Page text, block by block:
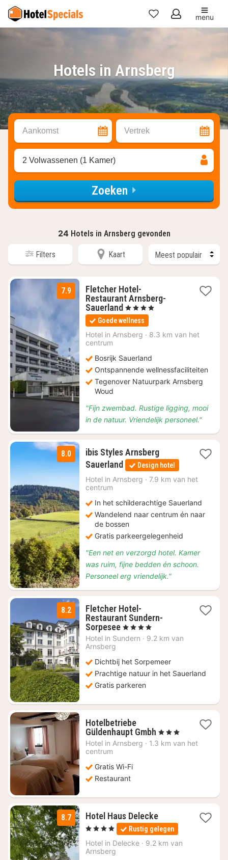
Mijn
menu
Hotels in Arnsberg
Aankomst Vertrek
2 Volwassenen (1 Kamer)
Zoeken
24 Hotels in Arnsberg gevonden
Filters Kaart
7.9
Fletcher Hotel-
Restaurant Arnsberg-
Sauerland 1
nacht
vanaf
€
, 4 Sterren
Goede wellness
Hotel in Arnsberg · 8.3 km van het
centrum
Bosrijk Sauerland
Ontspannende wellnessfaciliteiten
Tegenover Natuurpark Arnsberg
Woud
"Fijn zwembad. Rustige ligging, mooi
in de natuur. Vriendelijk personeel."
8.0
ibis Styles Arnsberg
Sauerland3
nachten
vanaf
52,67
Design hotel
Hotel in Arnsberg · 7.9 km van het
centrum
In het schilderachtige Sauerland
Wandelend naar centrum én naar
de bossen
Gratis parkeergelegenheid
"Een net en verzorgd hotel. Kamer
was ruim, fijne bedden én schoon.
Personeel erg vriendelijk."
8.2
Fletcher Hotel-
Restaurant Sundern-
Sorpesee1
nacht
64
, 4 Sterren
Hotel in Sundern · 9.2 km van
Arnsberg
Dichtbij het Sorpemeer
Prachtige natuur in het Sauerland
Gratis parkeren
Hotelbetriebe
Güldenhaupt Gmbh 1
nacht
, 3 Sterren
Hotel in Arnsberg · 1.3 km van het
centrum
Gratis Wi-Fi
Restaurant
8.7 Hotel Haus Delecke1
nacht
vanaf
€
, 4 Sterren Rustig gelegen
Hotel in Delecke · 9.2 km van
Arnsberg